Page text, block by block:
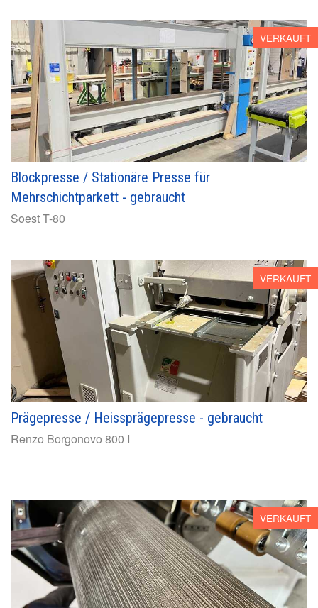
VERKAUFT
Blockpresse / Stationäre Presse für
Mehrschichtparkett - gebraucht
SoestT-80
VERKAUFT
Prägepresse / Heissprägepresse - gebraucht
Renzo Borgonovo 800 I
VERKAUFT